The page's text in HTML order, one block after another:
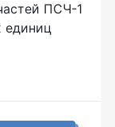
ПСЧ-1
единиц